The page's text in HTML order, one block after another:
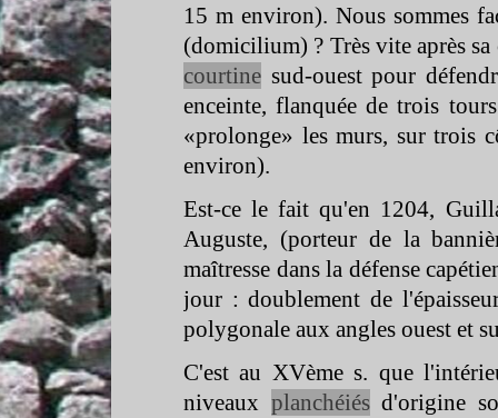
15 m environ). Nous sommes
(domicilium) ? Très vite après
courtine sud-ouest pour
enceinte, flanquée de trois
«prolonge» les murs, sur trois
environ).
Est-ce le fait qu'en 1204,
Auguste, (porteur de la
maîtresse dans la défense
jour : doublement de
polygonale aux angles ouest et
C'est au XVème s. que
niveaux planchéiésd'origine